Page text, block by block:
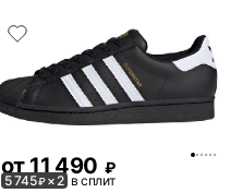
от11 490 ₽
5 745₽× 2 в сплит